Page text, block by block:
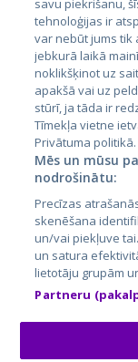
Lietuva
City24.lv
City24.ee
GetaPro.lv
GetaPro.ee
Skelbiu.lt
Autoplius.lt
Aruodas.lt
savu piekrišanu,
tehnoloģijas ir
var nebūt jums tik
jebkurā laikā
noklikšķinot uz
apakšā vai uz
stūrī, ja tāda ir
Tīmekļa vietne
Privātuma politikā.
Mēs un mūsu
nodrošinātu:
Precīzas
skenēšana
un/vai piekļuve
un satura
lietotāju grupām
Partneru